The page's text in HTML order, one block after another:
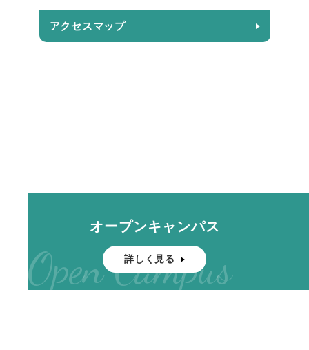
アクセスマップ
Open Campus
オープンキャンパス
詳しく見る